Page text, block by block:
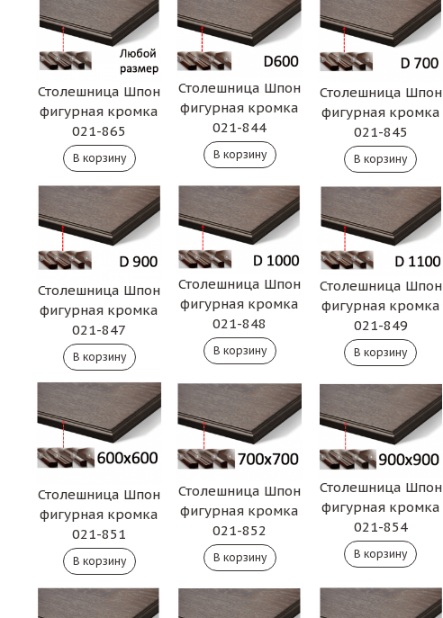
Столешница Шпон
фигурная кромка
021-865
Столешница Шпон
фигурная кромка
021-844
Столешница Шпон
фигурная кромка
021-845
Столешница Шпон
фигурная кромка
021-847
Столешница Шпон
фигурная кромка
021-848
Столешница Шпон
фигурная кромка
021-849
Столешница Шпон
фигурная кромка
021-851
Столешница Шпон
фигурная кромка
021-852
Столешница Шпон
фигурная кромка
021-854